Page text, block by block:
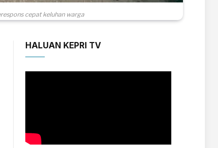
cepat keluhan warga
HALUAN KEPRI TV